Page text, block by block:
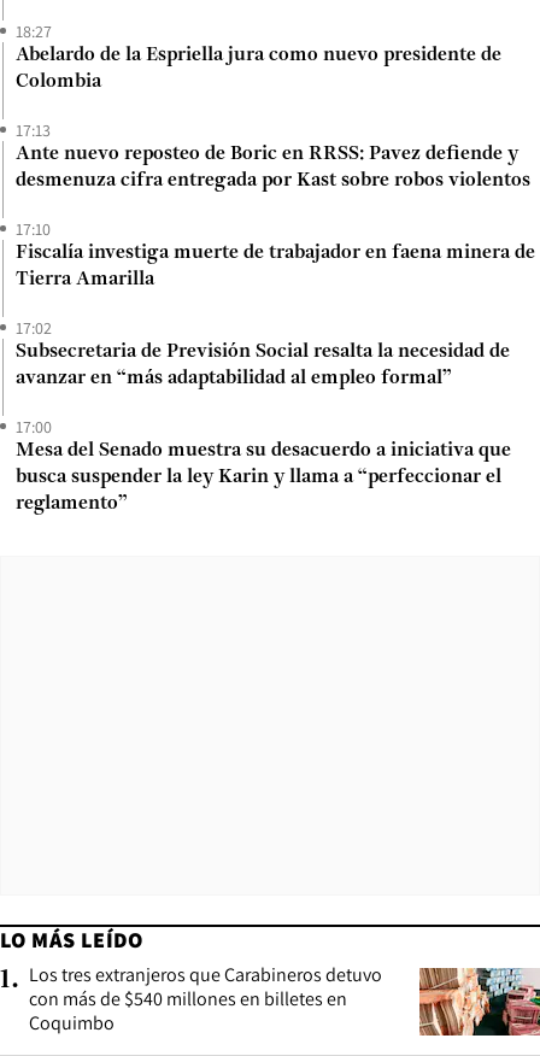
18:27
Abelardo de la Espriella jura como nuevo presidente de
Colombia
17:13
Ante nuevo reposteo de Boric en RRSS: Pavez defiende y
desmenuza cifra entregada por Kast sobre robos violentos
17:10
Fiscalía investiga muerte de trabajador en faena minera de
Tierra Amarilla
17:02
Subsecretaria de Previsión Social resalta la necesidad de
avanzar en “más adaptabilidad al empleo formal”
17:00
Mesa del Senado muestra su desacuerdo a iniciativa que
busca suspender la ley Karin y llama a “perfeccionar el
reglamento”
LO MÁS LEÍDO
1. Los tres extranjeros que Carabineros detuvo
con más de $540 millones en billetes en
Coquimbo